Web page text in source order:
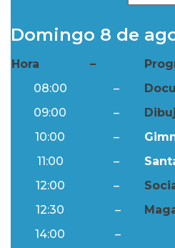
Domingo 8 de
Hora –
08:00
–
09:00
–
10:00
–
11:00
–
12:00
–
12:30
–
14:00
–